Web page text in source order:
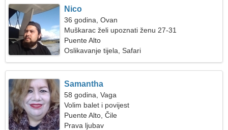
Nico
36 godina, Ovan
Muškarac želi upoznati ženu 27-31
Puente Alto
Oslikavanje tijela, Safari
Samantha
58 godina, Vaga
Volim balet i povijest
Puente Alto, Čile
Prava ljubav